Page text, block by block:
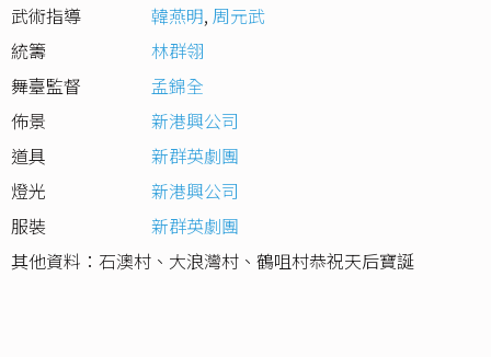
武術指導
韓燕明, 周元武
統籌
林群翎
舞臺監督
孟錦全
佈景
新港興公司
道具
新群英劇團
燈光
新港興公司
服裝
新群英劇團
其他資料：石澳村、大浪灣村、鶴咀村恭祝天后寶誕